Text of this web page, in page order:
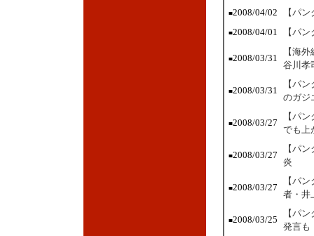
■2008/04/02 【パ
■2008/04/01 【パ
■2008/03/31
【海
谷川孝
■2008/03/31
【パ
のガジ
■2008/03/27
【パ
でも上
■2008/03/27
【パ
炎
■2008/03/27
【パ
者・井
■2008/03/25
【パ
発言も